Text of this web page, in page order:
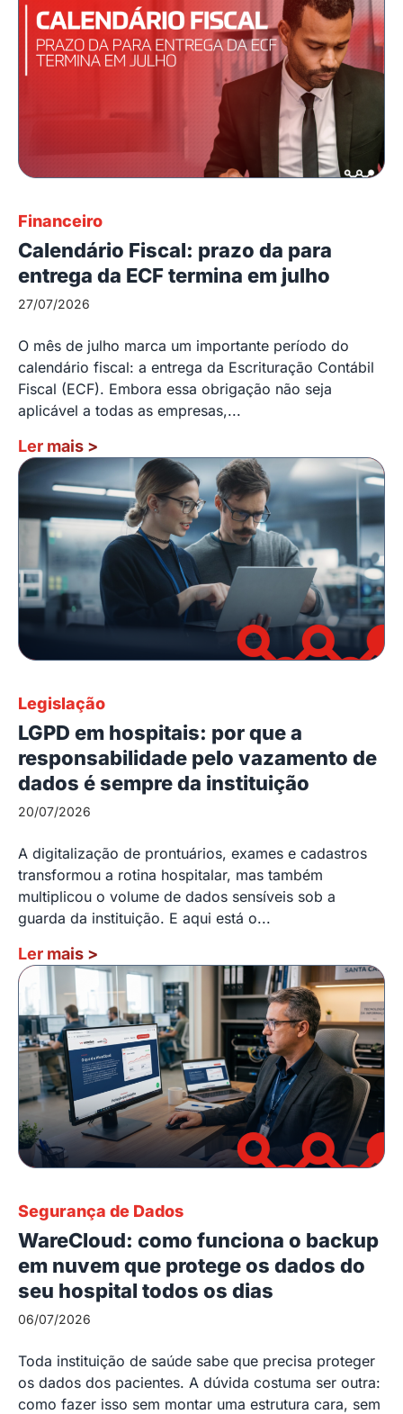
Financeiro
Calendário Fiscal: prazo da para
entrega da ECF termina em julho
27/07/2026
O mês de julho marca um importante período do
calendário fiscal: a entrega da Escrituração Contábil
Fiscal (ECF). Embora essa obrigação não seja
aplicável a todas as empresas,...
Ler mais >
Legislação
LGPD em hospitais: por que a
responsabilidade pelo vazamento de
dados é sempre da instituição
20/07/2026
A digitalização de prontuários, exames e cadastros
transformou a rotina hospitalar, mas também
multiplicou o volume de dados sensíveis sob a
guarda da instituição. E aqui está o...
Ler mais >
Segurança de Dados
WareCloud: como funciona o backup
em nuvem que protege os dados do
seu hospital todos os dias
06/07/2026
Toda instituição de saúde sabe que precisa proteger
os dados dos pacientes. A dúvida costuma ser outra:
como fazer isso sem montar uma estrutura cara, sem